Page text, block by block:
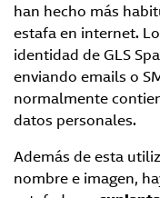
han hecho más
estafa en internet.
identidad de GLS
enviando emails o
normalmente
datos personales.
Además de esta
nombre e imagen,